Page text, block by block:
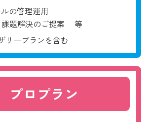
の管理運用
課題解決のご提案
等
リープランを含む
プロプラン